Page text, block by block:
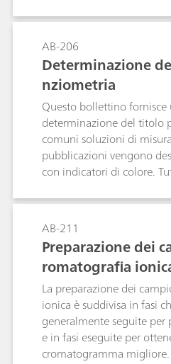
AB-206
Determinazione
nziometria
Questo bollettino
determinazione del titolo
comuni soluzioni di
pubblicazioni vengono
con indicatori di colore.
scegliere possibilmente le
titolazione dell'analisi vera
seguenti tabelle sono state
di titolazione standard
titolazione ed elettrodi
informazioni. Viene
come potrebbe apparire
determinazione del titolo.
AB-211
Preparazione dei
romatografia
La preparazione dei
ionica è suddivisa in fasi
generalmente seguite per
e in fasi eseguite per
cromatogramma